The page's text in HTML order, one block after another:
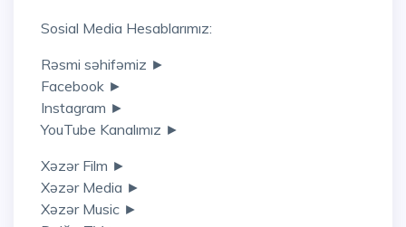
Sosial Media Hesablarımız:
Rəsmi səhifəmiz ►
Facebook ►
Instagram ►
YouTube Kanalımız ►
Xəzər Film ►
Xəzər Media ►
Xəzər Music ►